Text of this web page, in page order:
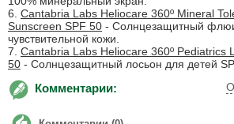
6. Cantabria Labs Heliocare 360º Mineral
Sunscreen SPF 50 - Солнцезащитный
чувствительной кожи.
7. Cantabria Labs Heliocare 360º Pediatrics
50 - Солнцезащитный лосьон для детей
Комментарии: